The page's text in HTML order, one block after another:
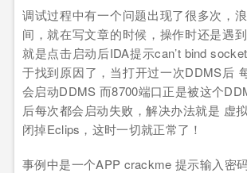
调试过程中有一个问题出现了很多次，
间，就在写文章的时候，操作时还是遇到
就是点击启动后IDA提示can’t bind
于找到原因了，当打开过一次DDMS后
会启动DDMS 而8700端口正是被这个
后每次都会启动失败，解决办法就是 虚
闭掉Eclips，这时一切就正常了！
事例中是一个APP crackme 提示输入密